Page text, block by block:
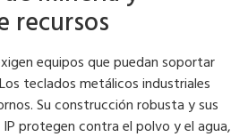
recursos
equipos que puedan soportar
teclados metálicos industriales
Su construcción robusta y sus
protegen contra el polvo y el agua,